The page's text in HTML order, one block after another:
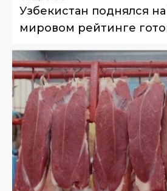
Узбекистан поднялся
мировом рейтинге